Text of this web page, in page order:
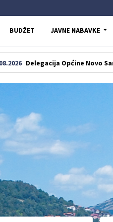
BUDŽET JAVNE NABAVKE
Općine Novo Sarajevo